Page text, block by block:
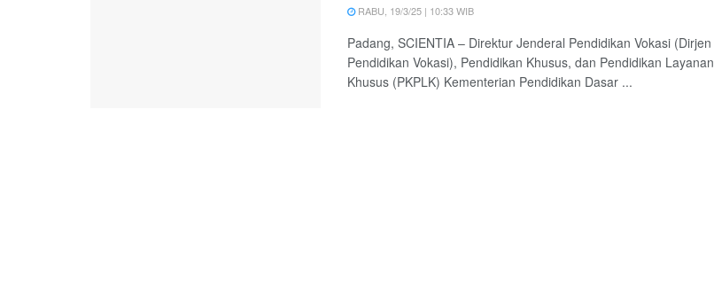
RABU, 19/3/25 | 10:33 WIB
Padang, SCIENTIA – Direktur Jenderal Pendidikan Vokasi (Dirjen
Pendidikan Vokasi), Pendidikan Khusus, dan Pendidikan Layanan
Khusus (PKPLK) Kementerian Pendidikan Dasar ...